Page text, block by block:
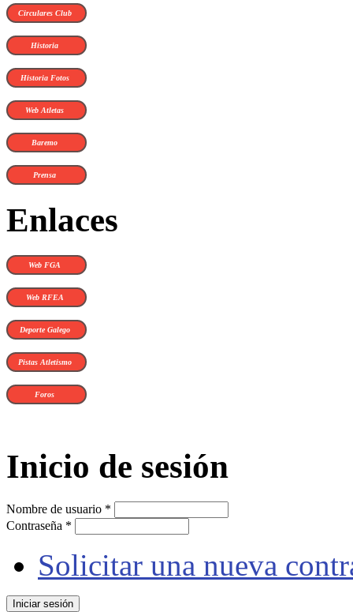
Circulares Club
Historia
Historia Fotos
Web Atletas
Baremo
Prensa
Enlaces
Web FGA
Web RFEA
Deporte Galego
Pistas Atletismo
Foros
Inicio de sesión
Nombre de usuario *
Contraseña *
Solicitar una nueva